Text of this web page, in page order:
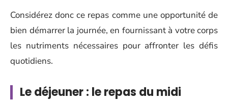
Considérez donc ce repas comme une opportunité de
bien démarrer la journée, en fournissant à votre corps
les nutriments nécessaires pour affronter les défis
quotidiens.
Le déjeuner : le repas du midi